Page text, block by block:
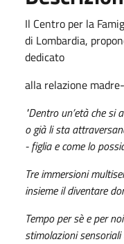
Il Centro per la
di Lombardia,
dedicato
alla relazione
"Dentro un’età che si
o già li sta
- figlia e come lo
Tre immersioni
insieme il diventare
Tempo per sè e per
stimolazioni sensoriali